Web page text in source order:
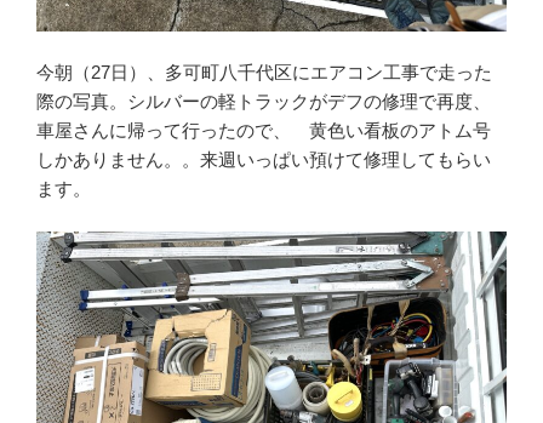
今朝（27日）、多可町八千代区にエアコン工事で走った
際の写真。シルバーの軽トラックがデフの修理で再度、
車屋さんに帰って行ったので、 黄色い看板のアトム号
しかありません。。来週いっぱい預けて修理してもらい
ます。